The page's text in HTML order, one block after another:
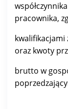
pracownika,
kwalifikacjami
oraz kwoty
brutto w